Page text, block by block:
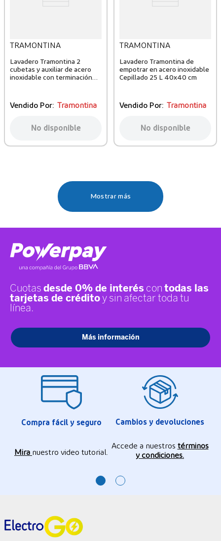
TRAMONTINA
Lavadero Tramontina 2
cubetas y auxiliar de acero
inoxidable con terminación
Vendido Por: Tramontina
No disponible
TRAMONTINA
Lavadero Tramontina de
empotrar en acero inoxidable
Cepillado 25 L 40x40 cm
Vendido Por: Tramontina
No disponible
Mostrar más
Compra fácil y seguro
Mira nuestro video tutorial.
Cambios y devoluciones
Accede a nuestros términos
y condiciones.